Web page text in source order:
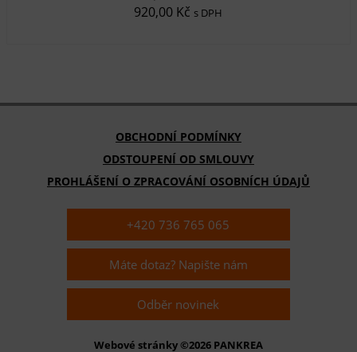
920,00 Kč s DPH
OBCHODNÍ PODMÍNKY
ODSTOUPENÍ OD SMLOUVY
PROHLÁŠENÍ O ZPRACOVÁNÍ OSOBNÍCH ÚDAJŮ
+420 736 765 065
Máte dotaz? Napište nám
Odběr novinek
Webové stránky ©2026 PANKREA